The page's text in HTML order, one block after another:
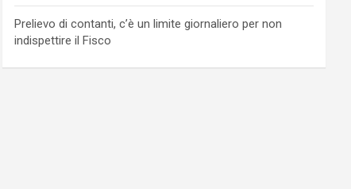
Prelievo di contanti, c’è un limite giornaliero per non
indispettire il Fisco